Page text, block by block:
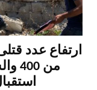
ارتفاع عدد
من